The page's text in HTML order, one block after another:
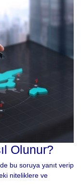
Olunur?
bu soruya yanıt verip
niteliklere ve